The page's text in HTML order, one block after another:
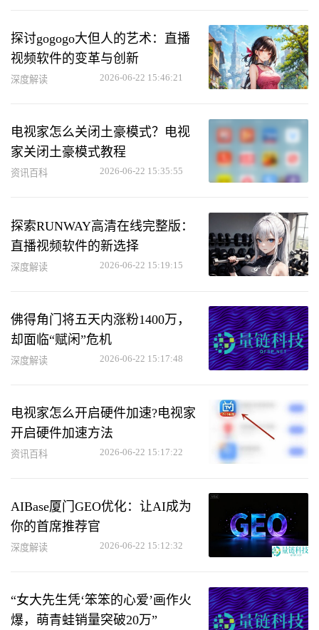
探讨gogogo大但人的艺术：直播
视频软件的变革与创新
深度解读 2026-06-22 15:46:21
电视家怎么关闭土豪模式？电视
家关闭土豪模式教程
资讯百科 2026-06-22 15:35:55
探索RUNWAY高清在线完整版：
直播视频软件的新选择
深度解读 2026-06-22 15:19:15
佛得角门将五天内涨粉1400万，
却面临“赋闲”危机
深度解读 2026-06-22 15:17:48
电视家怎么开启硬件加速?电视家
开启硬件加速方法
资讯百科 2026-06-22 15:17:22
AIBase厦门GEO优化：让AI成为
你的首席推荐官
深度解读 2026-06-22 15:12:32
“女大先生凭‘笨笨的心爱’画作火
爆，萌青蛙销量突破20万”